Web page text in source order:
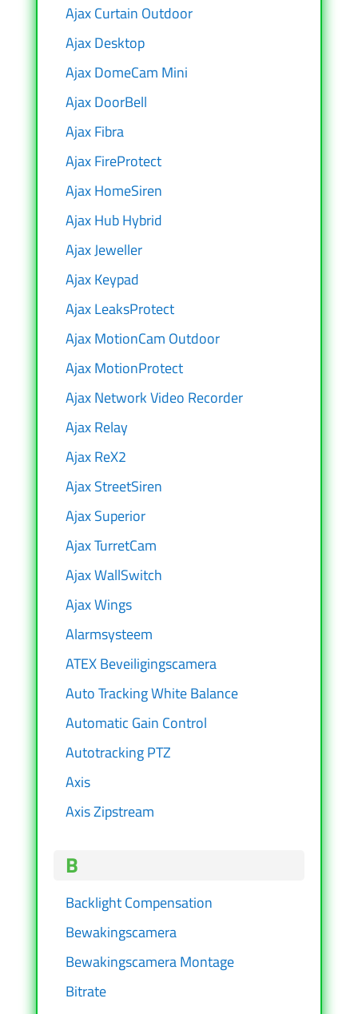
Ajax Curtain Outdoor
Ajax Desktop
Ajax DomeCam Mini
Ajax DoorBell
Ajax Fibra
Ajax FireProtect
Ajax HomeSiren
Ajax Hub Hybrid
Ajax Jeweller
Ajax Keypad
Ajax LeaksProtect
Ajax MotionCam Outdoor
Ajax MotionProtect
Ajax Network Video Recorder
Ajax Relay
Ajax ReX2
Ajax StreetSiren
Ajax Superior
Ajax TurretCam
Ajax WallSwitch
Ajax Wings
Alarmsysteem
ATEX Beveiligingscamera
Auto Tracking White Balance
Automatic Gain Control
Autotracking PTZ
Axis
Axis Zipstream
B
Backlight Compensation
Bewakingscamera
Bewakingscamera Montage
Bitrate